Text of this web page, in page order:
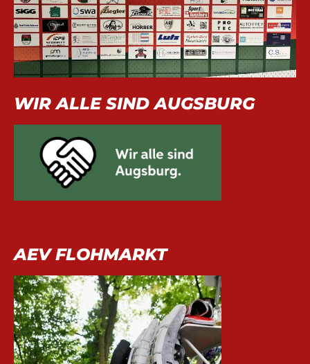
WIR ALLE SIND AUGSBURG
AEV FLOHMARKT